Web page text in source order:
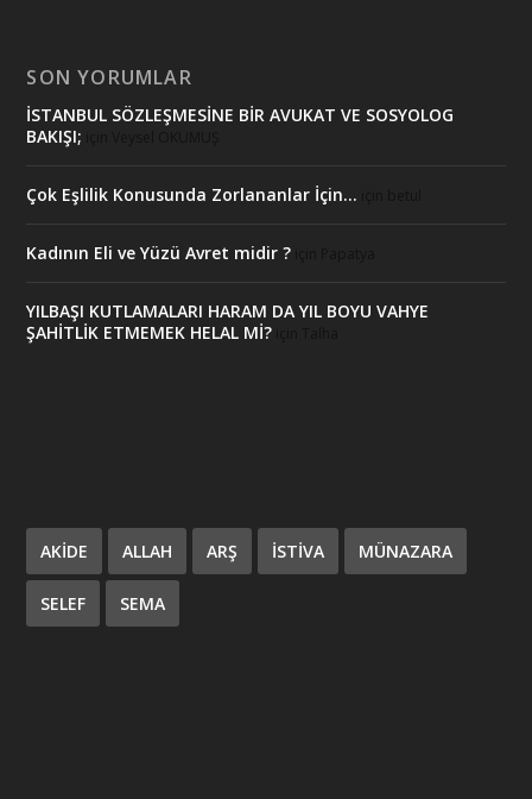
SON YORUMLAR
İSTANBUL SÖZLEŞMESİNE BİR AVUKAT VE SOSYOLOG
BAKIŞI;
Çok Eşlilik Konusunda Zorlananlar İçin…
Kadının Eli ve Yüzü Avret midir ?
YILBAŞI KUTLAMALARI HARAM DA YIL BOYU VAHYE
ŞAHİTLİK ETMEMEK HELAL Mİ?
AKIDE ALLAH ARŞ ISTIVA MÜNAZARA
SELEF SEMA